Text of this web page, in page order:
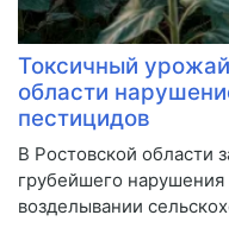
Токсичный
области
пестицидов
В Ростовской области
грубейшего
возделывании